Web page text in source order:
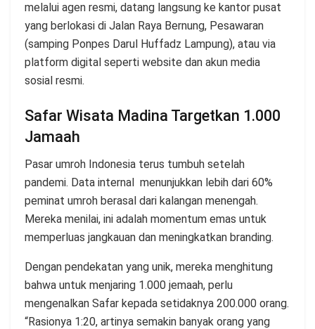
melalui agen resmi, datang langsung ke kantor pusat
yang berlokasi di Jalan Raya Bernung, Pesawaran
(samping Ponpes Darul Huffadz Lampung), atau via
platform digital seperti website dan akun media
sosial resmi.
Safar Wisata Madina Targetkan 1.000
Jamaah
Pasar umroh Indonesia terus tumbuh setelah
pandemi. Data internal menunjukkan lebih dari 60%
peminat umroh berasal dari kalangan menengah.
Mereka menilai, ini adalah momentum emas untuk
memperluas jangkauan dan meningkatkan branding.
Dengan pendekatan yang unik, mereka menghitung
bahwa untuk menjaring 1.000 jemaah, perlu
mengenalkan Safar kepada setidaknya 200.000 orang.
“Rasionya 1:20, artinya semakin banyak orang yang